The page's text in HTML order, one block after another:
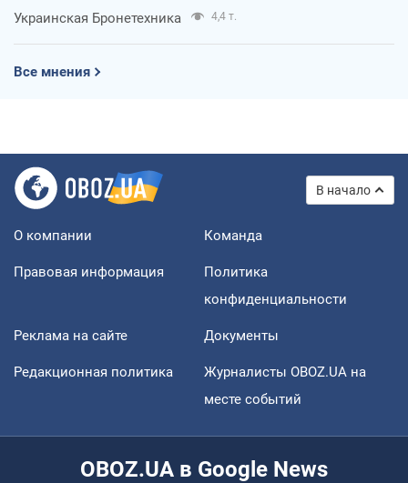
Украинская Бронетехника 4,4 т.
Все мнения
В начало
О компании Команда
Правовая информация
Политика
конфиденциальности
Реклама на сайте Документы
Редакционная политика
Журналисты OBOZ.UA на
месте событий
OBOZ.UA в Google News